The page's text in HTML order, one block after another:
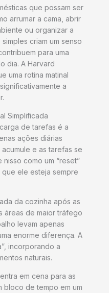
que possam ser
arrumar a cama, abrir
ou organizar a
criam um senso
para uma
dia. A Harvard
uma rotina matinal
a
Simplificada
de tarefas é a
ações diárias
e as tarefas se
como um “reset”
ele esteja sempre
da cozinha após as
áreas de maior tráfego
levam apenas
enorme diferença. A
incorporando a
naturais.
entra em cena para as
bloco de tempo em um